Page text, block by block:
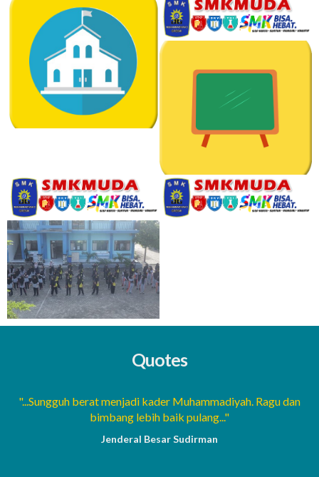
Quotes
"...Sungguh berat menjadi kader Muhammadiyah. Ragu dan
bimbang lebih baik pulang..."
Jenderal Besar Sudirman